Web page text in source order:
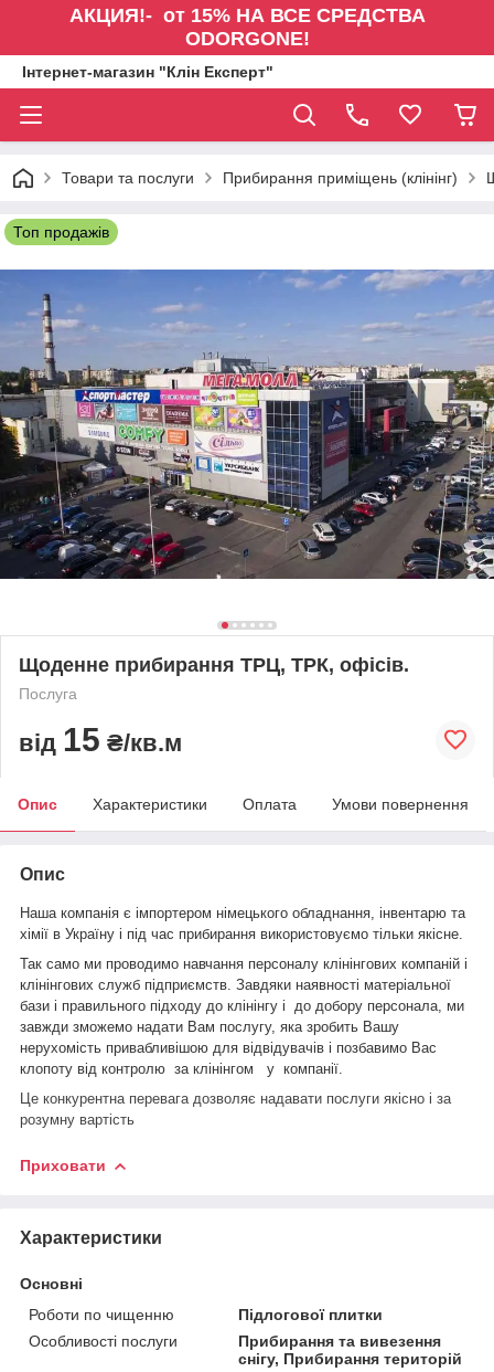
АКЦИЯ!- от 15% НА ВСЕ СРЕДСТВА
ODORGONE!
Інтернет-магазин "Клін Експерт"
Товари та послуги Прибирання приміщень (клінінг)
Топ продажів
Щоденне прибирання ТРЦ, ТРК, офісів.
Послуга
від 15 ₴/кв.м
Опис Характеристики Оплата Умови повернення
Опис
Наша компанія є імпортером німецького обладнання, інвентарю та
хімії в Україну і під час прибирання використовуємо тільки якісне.
Так само ми проводимо навчання персоналу клінінгових компаній і
клінінгових служб підприємств. Завдяки наявності матеріальної
бази і правильного підходу до клінінгу і до добору персонала, ми
завжди зможемо надати Вам послугу, яка зробить Вашу
нерухомість привабливішою для відвідувачів і позбавимо Вас
клопоту від контролю за клінінгом у компанії.
Це конкурентна перевага дозволяє надавати послуги якісно і за
розумну вартість
Приховати
Характеристики
Основні
Роботи по чищенню
Підлогової плитки
Особливості послуги
Прибирання та вивезення
снігу, Прибирання територій